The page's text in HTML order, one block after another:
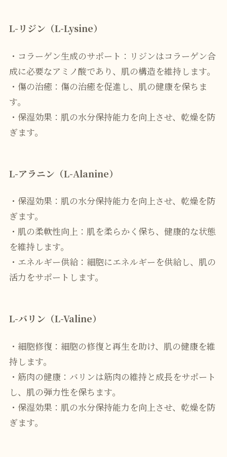
L-リジン（L-Lysine）
・コラーゲン生成のサポート：リジンはコラーゲン合
成に必要なアミノ酸であり、肌の構造を維持します。
・傷の治癒：傷の治癒を促進し、肌の健康を保ちま
す。
・保湿効果：肌の水分保持能力を向上させ、乾燥を防
ぎます。
L-アラニン（L-Alanine）
・保湿効果：肌の水分保持能力を向上させ、乾燥を防
ぎます。
・肌の柔軟性向上：肌を柔らかく保ち、健康的な状態
を維持します。
・エネルギー供給：細胞にエネルギーを供給し、肌の
活力をサポートします。
L-バリン（L-Valine）
・細胞修復：細胞の修復と再生を助け、肌の健康を維
持します。
・筋肉の健康：バリンは筋肉の維持と成長をサポート
し、肌の弾力性を保ちます。
・保湿効果：肌の水分保持能力を向上させ、乾燥を防
ぎます。